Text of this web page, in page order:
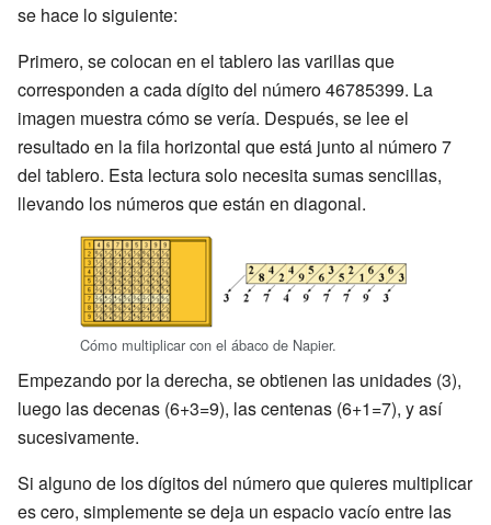
se hace lo siguiente:
Primero, se colocan en el tablero las varillas que
corresponden a cada dígito del número 46785399. La
imagen muestra cómo se vería. Después, se lee el
resultado en la fila horizontal que está junto al número 7
del tablero. Esta lectura solo necesita sumas sencillas,
llevando los números que están en diagonal.
Cómo multiplicar con el ábaco de Napier.
Empezando por la derecha, se obtienen las unidades (3),
luego las decenas (6+3=9), las centenas (6+1=7), y así
sucesivamente.
Si alguno de los dígitos del número que quieres multiplicar
es cero, simplemente se deja un espacio vacío entre las